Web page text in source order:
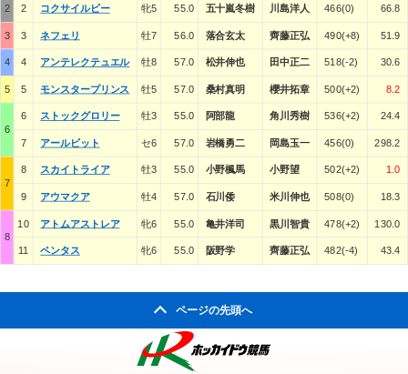
2 2 コクサイルビー 牝5 55.0 五十嵐冬樹 川島洋人 466(0) 66.8
3 3 ネフェリ 牡7 56.0 落合玄太 齊藤正弘 490(+8) 51.9
4 4 アンテレクテュエル 牡8 57.0 松井伸也 田中正二 518(-2) 30.6
5 5 モンスタープリンス 牡5 57.0 桑村真明 櫻井拓章 500(+2) 8.2
6
6 ストックグロリー 牡3 55.0 阿部龍 角川秀樹 536(+2) 24.4
7 アールビット セ6 57.0 岩橋勇二 岡島玉一 456(0) 298.2
7
8 スカイトライア 牡3 55.0 小野楓馬 小野望 502(+2) 1.0
9 アウマクア 牡4 57.0 石川倭 米川伸也 508(0) 18.3
8
10 アトムアストレア 牝6 55.0 亀井洋司 黒川智貴 478(+2) 130.0
11 ペンタス 牝6 55.0 阪野学 齊藤正弘 482(-4) 43.4
ページの先頭へ